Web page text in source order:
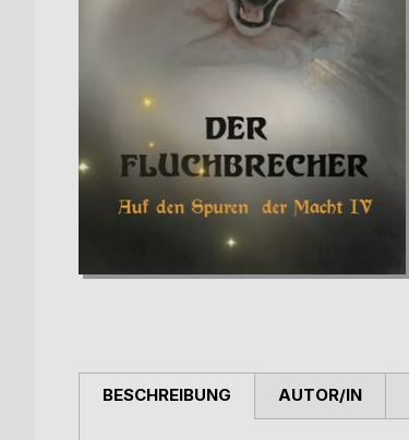
BESCHREIBUNG AUTOR/IN